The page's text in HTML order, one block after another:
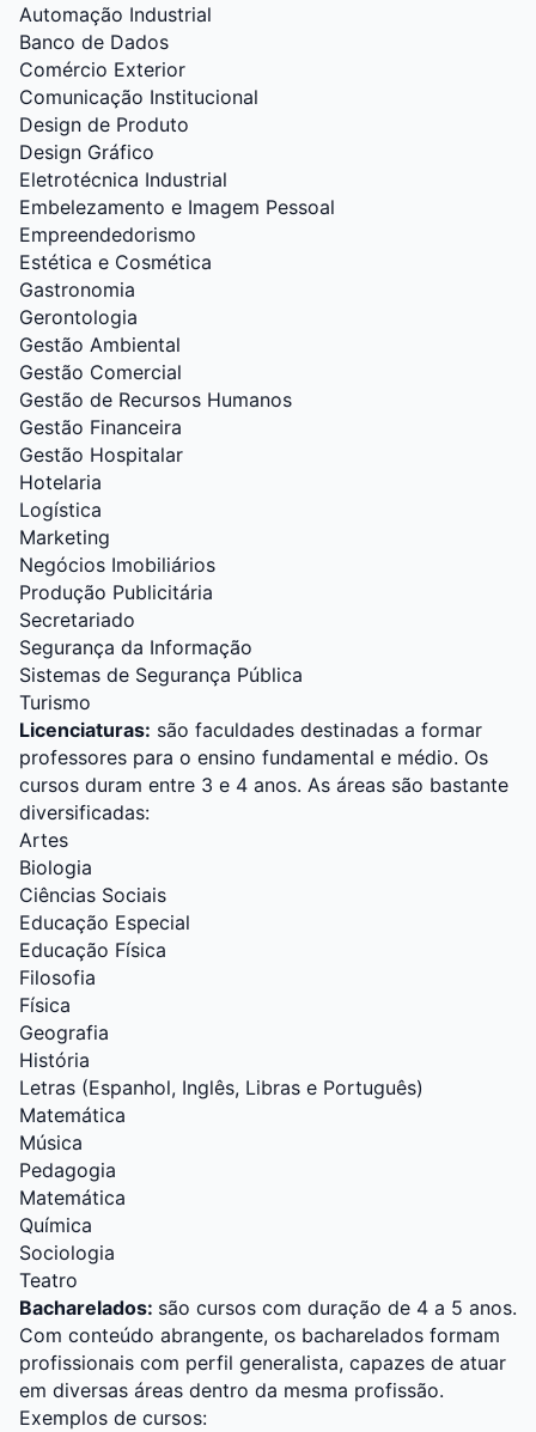
Automação Industrial
Banco de Dados
Comércio Exterior
Comunicação Institucional
Design de Produto
Design Gráfico
Eletrotécnica Industrial
Embelezamento e Imagem Pessoal
Empreendedorismo
Estética e Cosmética
Gastronomia
Gerontologia
Gestão Ambiental
Gestão Comercial
Gestão de Recursos Humanos
Gestão Financeira
Gestão Hospitalar
Hotelaria
Logística
Marketing
Negócios Imobiliários
Produção Publicitária
Secretariado
Segurança da Informação
Sistemas de Segurança Pública
Turismo
Licenciaturas: são faculdades destinadas a formar
professores para o ensino fundamental e médio. Os
cursos duram entre 3 e 4 anos. As áreas são bastante
diversificadas:
Artes
Biologia
Ciências Sociais
Educação Especial
Educação Física
Filosofia
Física
Geografia
História
Letras (Espanhol, Inglês, Libras e Português)
Matemática
Música
Pedagogia
Matemática
Química
Sociologia
Teatro
Bacharelados: são cursos com duração de 4 a 5 anos.
Com conteúdo abrangente, os bacharelados formam
profissionais com perfil generalista, capazes de atuar
em diversas áreas dentro da mesma profissão.
Exemplos de cursos: